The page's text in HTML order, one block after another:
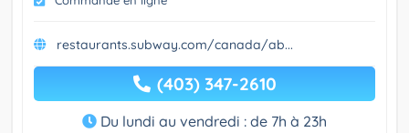
restaurants.subway.com/canada/ab...
(403) 347-2610
Du lundi au vendredi : de 7h à 23h